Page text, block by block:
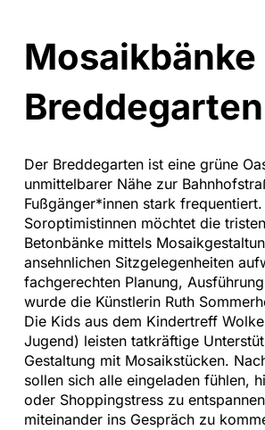
Mosaikbänke
Breddegarten
Der Breddegarten ist eine grüne
unmittelbarer Nähe zur
Fußgänger*innen stark
Soroptimistinnen möchtet die
Betonbänke mittels
ansehnlichen Sitzgelegenheiten
fachgerechten Planung,
wurde die Künstlerin Ruth
Die Kids aus dem Kindertreff
Jugend) leisten tatkräftige
Gestaltung mit Mosaikstücken.
sollen sich alle eingeladen fühlen,
oder Shoppingstress zu
miteinander ins Gespräch zu